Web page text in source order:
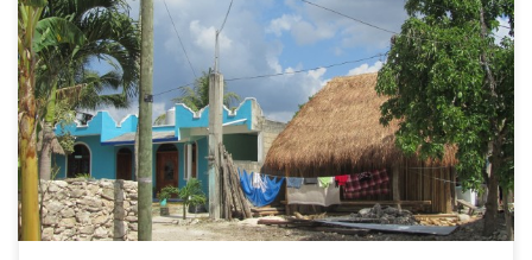
Kun mayarauniot on tutkittu, ei Meksikon Cobássa ole yhtään
mitään tekemistä. Juuri siksi se onkin niin kiinnostava paikka!